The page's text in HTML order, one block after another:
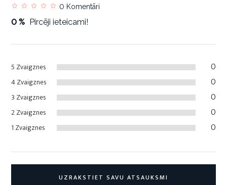
5 Zvaigznes 0
4 Zvaigznes 0
3 Zvaigznes 0
2 Zvaigznes 0
1 Zvaigznes 0
0 Komentāri
0 % Pircēji ieteicami!
UZRAKSTIET SAVU ATSAUKSMI